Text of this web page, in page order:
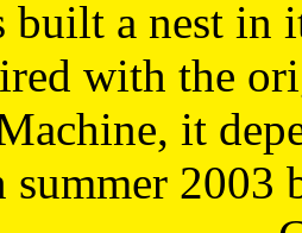
built a nest in
with the
it
summer 2003